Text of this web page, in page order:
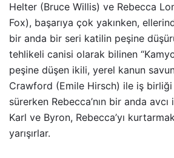
Helter (Bruce Willis) ve Rebecca
Fox), başarıya çok yakınken,
bir anda bir seri katilin peşine
tehlikeli canisi olarak bilinen
peşine düşen ikili, yerel kanun
Crawford (Emile Hirsch) ile iş birliği
sürerken Rebecca’nın bir anda
Karl ve Byron, Rebecca’yı
yarışırlar.